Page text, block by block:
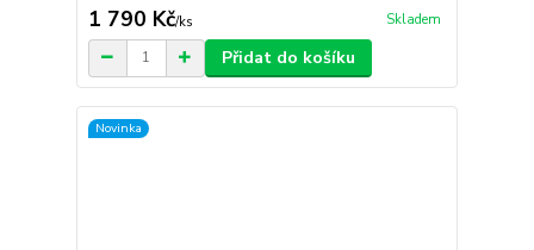
1 790 Kč/ks Skladem
Přidat do košíku
Novinka